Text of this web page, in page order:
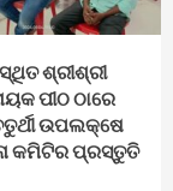
ଶ୍ରୀଶ୍ରୀ
ପୀଠ ଠାରେ
ଉପଲକ୍ଷେ
କମିଟିର ପ୍ରସ୍ତୁତି